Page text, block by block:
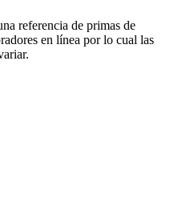
referencia de primas de
en línea por lo cual las